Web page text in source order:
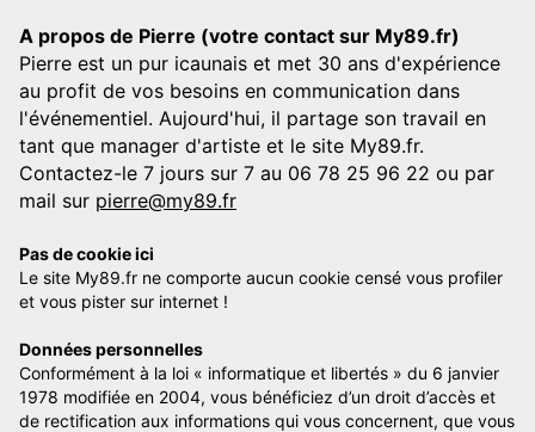
A propos de Pierre (votre contact sur My89.fr)
Pierre est un pur icaunais et met 30 ans d'expérience
au profit de vos besoins en communication dans
l'événementiel. Aujourd'hui, il partage son travail en
tant que manager d'artiste et le site My89.fr.
Contactez-le 7 jours sur 7 au 06 78 25 96 22 ou par
mail sur pierre@my89.fr
Pas de cookie ici
Le site My89.fr ne comporte aucun cookie censé vous profiler
et vous pister sur internet !
Données personnelles
Conformément à la loi « informatique et libertés » du 6 janvier
1978 modifiée en 2004, vous bénéficiez d’un droit d’accès et
de rectification aux informations qui vous concernent, que vous